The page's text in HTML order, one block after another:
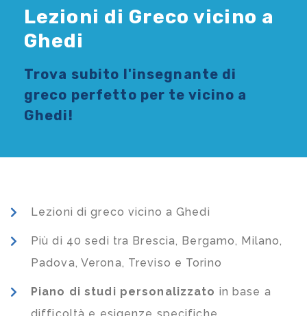
Lezioni di Greco vicino a
Ghedi
Trova subito l'insegnante di
greco perfetto per te vicino a
Ghedi!
Lezioni di greco vicino a Ghedi
Più di 40 sedi tra Brescia, Bergamo, Milano,
Padova, Verona, Treviso e Torino
Piano di studi personalizzato in base a